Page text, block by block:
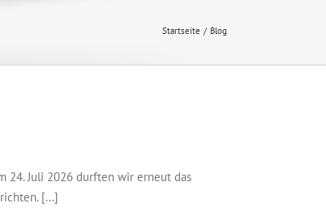
Startseite Blog
24. Juli 2026 durften wir erneut das
[...]